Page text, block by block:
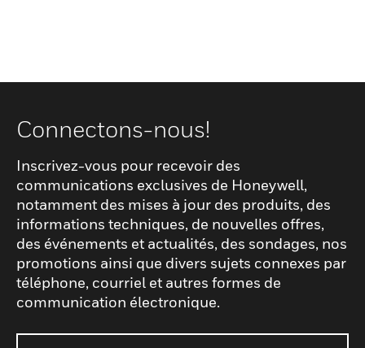
Connectons-nous!
Inscrivez-vous pour recevoir des
communications exclusives de Honeywell,
notamment des mises à jour des produits, des
informations techniques, de nouvelles offres,
des événements et actualités, des sondages, nos
promotions ainsi que divers sujets connexes par
téléphone, courriel et autres formes de
communication électronique.